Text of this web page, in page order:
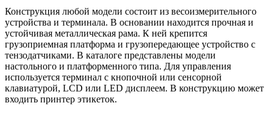
Конструкция любой модели состоит из весоизмерительного
устройства и терминала. В основании находится прочная и
устойчивая металлическая рама. К ней крепится
грузоприемная платформа и грузопередающее устройство с
тензодатчиками. В каталоге представлены модели
настольного и платформенного типа. Для управления
используется терминал с кнопочной или сенсорной
клавиатурой, LCD или LED дисплеем. В конструкцию может
входить принтер этикеток.